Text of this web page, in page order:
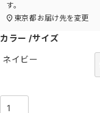
す。
東京都 お届け先を変更
カラー サイズ
ネイビー